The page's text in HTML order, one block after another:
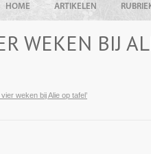
HOME ARTIKELEN
WEKEN BIJ
weken bij Alie op tafel’